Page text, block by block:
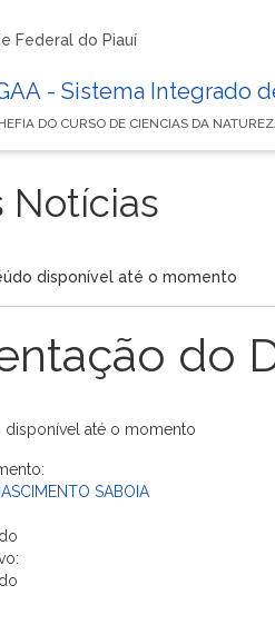
Federal do Piauí
- Sistema Integrado
DO CURSO DE CIENCIAS DA
Notícias
disponível até o momento
do
disponível até o momento
SABOIA